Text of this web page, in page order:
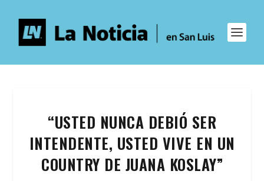
“USTED NUNCA DEBIÓ SER
INTENDENTE, USTED VIVE EN UN
COUNTRY DE JUANA KOSLAY”